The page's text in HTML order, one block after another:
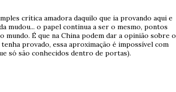
crítica amadora daquilo que ia provando aqui e
mudou... o papel continua a ser o mesmo, pontos
mundo. É que na China podem dar a opinião sobre o
provado, essa aproximação é impossível com
só são conhecidos dentro de portas).